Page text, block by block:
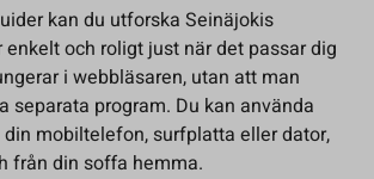
kan du utforska Seinäjokis
och roligt just när det passar dig
i webbläsaren, utan att man
separata program. Du kan använda
mobiltelefon, surfplatta eller dator,
från din soffa hemma.